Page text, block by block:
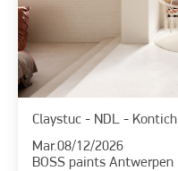
Claystuc - NDL - Kontich
Mar.08/12/2026
BOSS paints Antwerpen